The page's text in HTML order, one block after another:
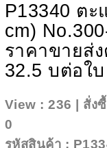
P13340 ตะ
cm)
ราคาขายส่
32.5 บต่อใบ
View : 236 | สั่ง
0
รหัสสินค้า :